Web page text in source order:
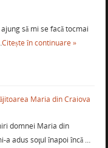
să mi se facă tocmai
Citește în continuare »
Maria din Craiova
domnei Maria din
a adus soţul înapoi încă …